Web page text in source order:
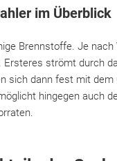
im Überblick
Brennstoffe. Je
Ersteres strömt durch
sich dann fest mit dem
hingegen auch